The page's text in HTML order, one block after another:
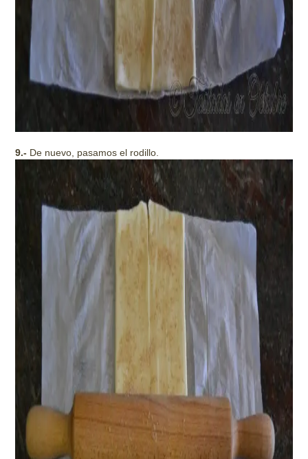
9.- De nuevo, pasamos el rodillo.